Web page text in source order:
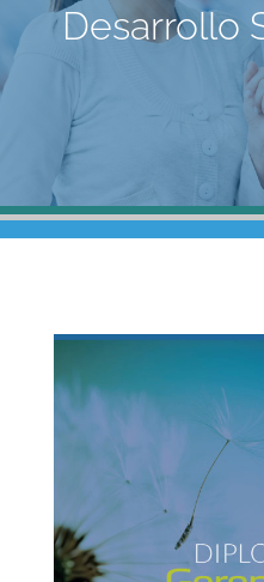
Desarrollo